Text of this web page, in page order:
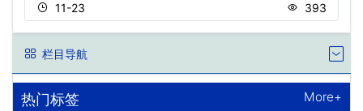
11-23 393
栏目导航
热门标签 More+